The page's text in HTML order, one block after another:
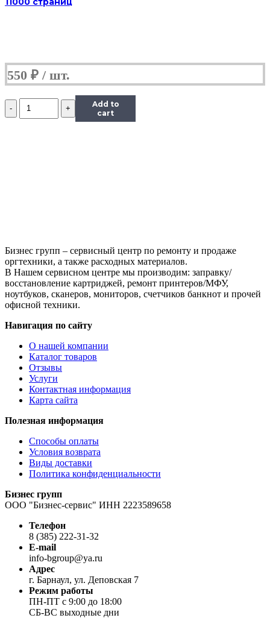
550 ₽
Количество
Чип
Add to
cart
Бизнес групп – сервисный центр по ремонту и продаже
оргтехники, а также расходных материалов.
В Нашем сервисном центре мы производим: заправку/
восстановление картриджей, ремонт принтеров/МФУ,
ноутбуков, сканеров, мониторов, счетчиков банкнот и прочей
офисной техники.
Навигация по сайту
О нашей компании
Каталог товаров
Отзывы
Услуги
Контактная информация
Карта сайта
Полезная информация
Способы оплаты
Условия возврата
Виды доставки
Политика конфиденциальности
Бизнес групп
ООО "Бизнес-сервис" ИНН 2223589658
Телефон
8 (385) 222-31-32
E-mail
info-bgroup@ya.ru
Адрес
г. Барнаул, ул. Деповская 7
Режим работы
ПН-ПТ с 9:00 до 18:00
СБ-ВС выходные дни